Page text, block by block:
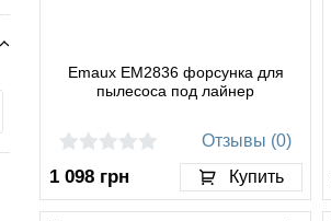
Emaux EM2836 форсунка для
пылесоса под лайнер
Отзывы (0)
1 098 грн Купить